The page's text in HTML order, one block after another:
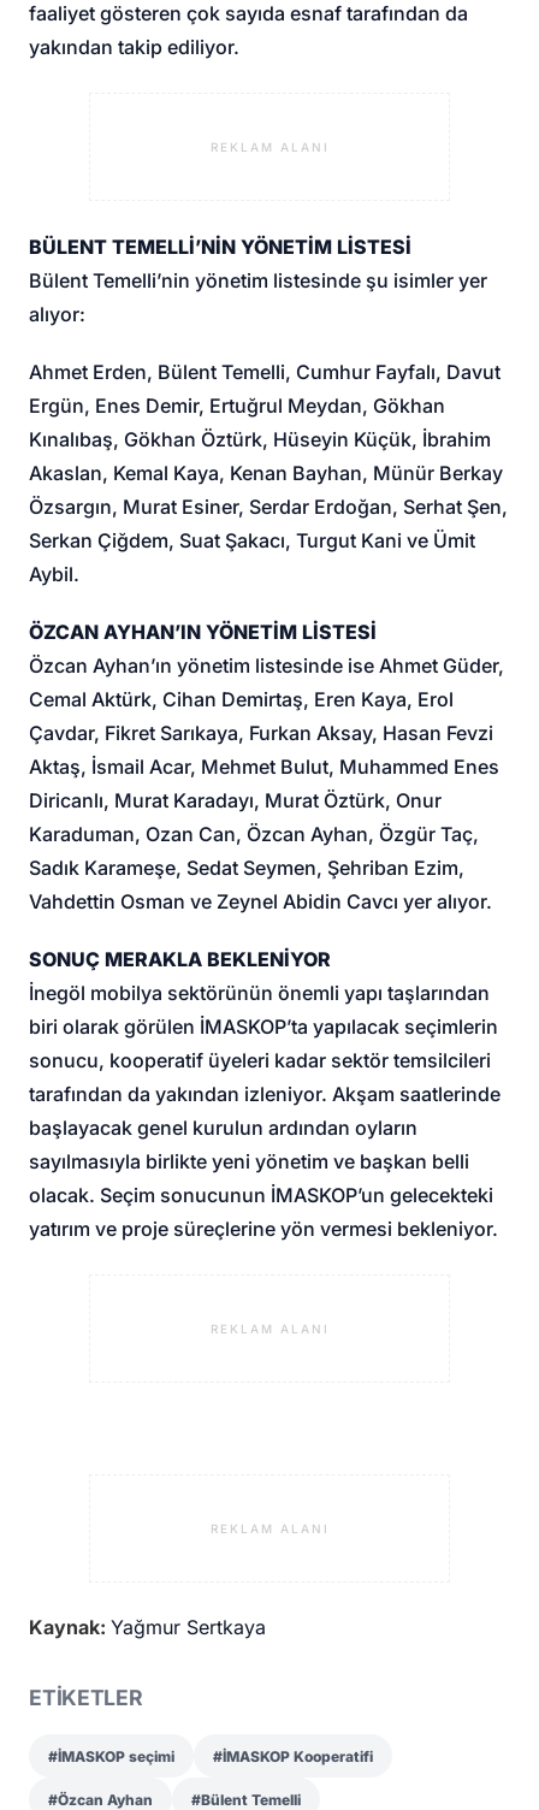
faaliyet gösteren çok sayıda esnaf tarafından da
yakından takip ediliyor.
REKLAM ALANI
BÜLENT TEMELLİ’NİN YÖNETİM LİSTESİ
Bülent Temelli’nin yönetim listesinde şu isimler yer
alıyor:
Ahmet Erden, Bülent Temelli, Cumhur Fayfalı, Davut
Ergün, Enes Demir, Ertuğrul Meydan, Gökhan
Kınalıbaş, Gökhan Öztürk, Hüseyin Küçük, İbrahim
Akaslan, Kemal Kaya, Kenan Bayhan, Münür Berkay
Özsargın, Murat Esiner, Serdar Erdoğan, Serhat Şen,
Serkan Çiğdem, Suat Şakacı, Turgut Kani ve Ümit
Aybil.
ÖZCAN AYHAN’IN YÖNETİM LİSTESİ
Özcan Ayhan’ın yönetim listesinde ise Ahmet Güder,
Cemal Aktürk, Cihan Demirtaş, Eren Kaya, Erol
Çavdar, Fikret Sarıkaya, Furkan Aksay, Hasan Fevzi
Aktaş, İsmail Acar, Mehmet Bulut, Muhammed Enes
Diricanlı, Murat Karadayı, Murat Öztürk, Onur
Karaduman, Ozan Can, Özcan Ayhan, Özgür Taç,
Sadık Karameşe, Sedat Seymen, Şehriban Ezim,
Vahdettin Osman ve Zeynel Abidin Cavcı yer alıyor.
SONUÇ MERAKLA BEKLENİYOR
İnegöl mobilya sektörünün önemli yapı taşlarından
biri olarak görülen İMASKOP’ta yapılacak seçimlerin
sonucu, kooperatif üyeleri kadar sektör temsilcileri
tarafından da yakından izleniyor. Akşam saatlerinde
başlayacak genel kurulun ardından oyların
sayılmasıyla birlikte yeni yönetim ve başkan belli
olacak. Seçim sonucunun İMASKOP’un gelecekteki
yatırım ve proje süreçlerine yön vermesi bekleniyor.
REKLAM ALANI
REKLAM ALANI
Kaynak: Yağmur Sertkaya
ETİKETLER
#İMASKOP seçimi #İMASKOP Kooperatifi
#Özcan Ayhan #Bülent Temelli